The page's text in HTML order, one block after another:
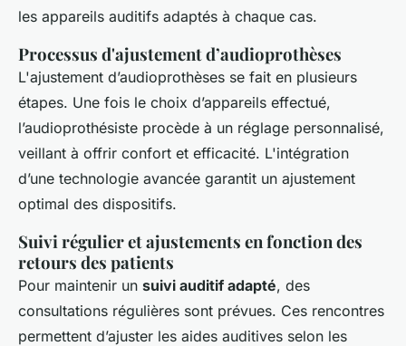
les appareils auditifs adaptés à chaque cas.
Processus d'ajustement d’audioprothèses
L'ajustement d’audioprothèses se fait en plusieurs
étapes. Une fois le choix d’appareils effectué,
l’audioprothésiste procède à un réglage personnalisé,
veillant à offrir confort et efficacité. L'intégration
d’une technologie avancée garantit un ajustement
optimal des dispositifs.
Suivi régulier et ajustements en fonction des
retours des patients
Pour maintenir un suivi auditif adapté, des
consultations régulières sont prévues. Ces rencontres
permettent d’ajuster les aides auditives selon les